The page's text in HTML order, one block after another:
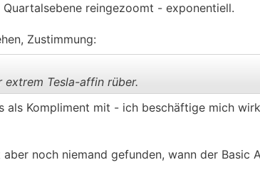
reingezoomt - exponentiell.
Zustimmung:
Tesla-affin rüber.
als Kompliment mit - ich beschäftige mich
noch niemand gefunden, wann der Basic